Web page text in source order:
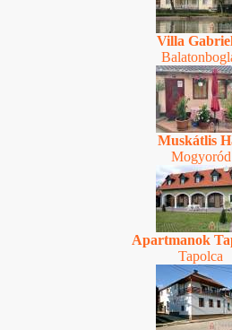
Villa
Muskátlis
Mogyoród
Apartmanok
Tapolca